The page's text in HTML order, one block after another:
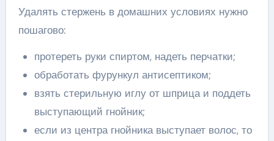
Удалять стержень в домашних условиях нужно
пошагово:
протереть руки спиртом, надеть перчатки;
обработать фурункул антисептиком;
взять стерильную иглу от шприца и поддеть
выступающий гнойник;
если из центра гнойника выступает волос, то